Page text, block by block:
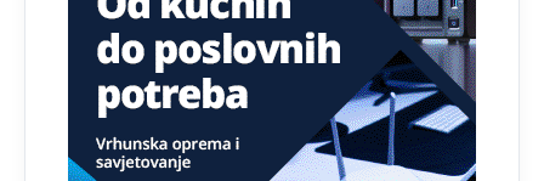
Proguglajte
Анонимно2810587
11:21
O kako su cudni lvi ljudi,uzeli bi sve da mogu...a ja srce
svima fajem,radujem se tudjoj sreci.I ko ima i ko nema
na iso ce mjesto leci!